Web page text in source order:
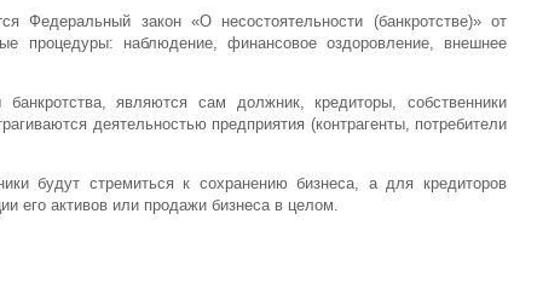
Федеральный закон «О несостоятельности (банкротстве)» от
процедуры: наблюдение, финансовое оздоровление, внешнее
являются сам должник, кредиторы, собственники
деятельностью предприятия (контрагенты, потребители
будут стремиться к сохранению бизнеса, а для кредиторов
его активов или продажи бизнеса в целом.